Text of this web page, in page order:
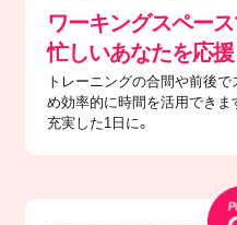
ワーキングスペース
忙しいあなたを応援
トレーニングの合間や前後
め効率的に時間を活用できま
充実した1日に。